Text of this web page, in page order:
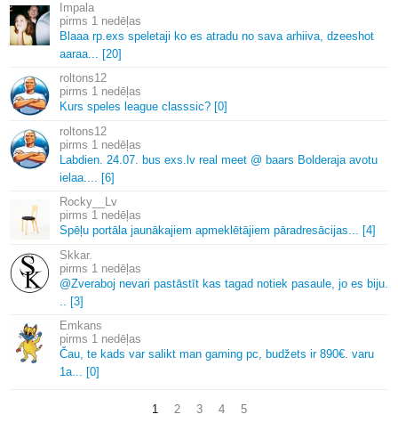
Impala
1 nedēļas
Blaaa rp.exs speletaji ko es atradu no sava arhiiva, dzeeshot
aaraa... [20]
roltons12
1 nedēļas
Kurs speles league classsic? [0]
roltons12
1 nedēļas
Labdien. 24.07. bus exs. lv real meet @ baars Bolderaja avotu
ielaa.... [6]
Rocky__Lv
1 nedēļas
Spēļu portāla jaunākajiem apmeklētājiem pāradresācijas... [4]
Skkar.
1 nedēļas
@Zveraboj nevari pastāstīt kas tagad notiek pasaule, jo es biju.
.. [3]
Emkans
1 nedēļas
Čau, te kads var salikt man gaming pc, budžets ir 890€. varu
1a... [0]
1 2 3 4 5